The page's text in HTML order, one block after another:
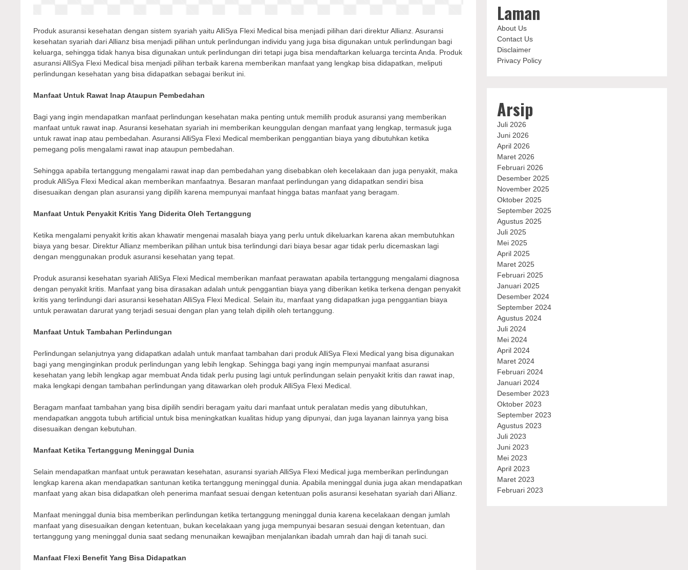
Produk asuransi kesehatan dengan sistem syariah yaitu AlliSya Flexi Medical bisa menjadi pilihan dari direktur Allianz. Asuransi
kesehatan syariah dari Allianz bisa menjadi pilihan untuk perlindungan individu yang juga bisa digunakan untuk perlindungan bagi
keluarga, sehingga tidak hanya bisa digunakan untuk perlindungan diri tetapi juga bisa mendaftarkan keluarga tercinta Anda. Produk
asuransi AlliSya Flexi Medical bisa menjadi pilihan terbaik karena memberikan manfaat yang lengkap bisa didapatkan, meliputi
perlindungan kesehatan yang bisa didapatkan sebagai berikut ini.
Manfaat Untuk Rawat Inap Ataupun Pembedahan
Bagi yang ingin mendapatkan manfaat perlindungan kesehatan maka penting untuk memilih produk asuransi yang memberikan
manfaat untuk rawat inap. Asuransi kesehatan syariah ini memberikan keunggulan dengan manfaat yang lengkap, termasuk juga
untuk rawat inap atau pembedahan. Asuransi AlliSya Flexi Medical memberikan penggantian biaya yang dibutuhkan ketika
pemegang polis mengalami rawat inap ataupun pembedahan.
Sehingga apabila tertanggung mengalami rawat inap dan pembedahan yang disebabkan oleh kecelakaan dan juga penyakit, maka
produk AlliSya Flexi Medical akan memberikan manfaatnya. Besaran manfaat perlindungan yang didapatkan sendiri bisa
disesuaikan dengan plan asuransi yang dipilih karena mempunyai manfaat hingga batas manfaat yang beragam.
Manfaat Untuk Penyakit Kritis Yang Diderita Oleh Tertanggung
Ketika mengalami penyakit kritis akan khawatir mengenai masalah biaya yang perlu untuk dikeluarkan karena akan membutuhkan
biaya yang besar. Direktur Allianz memberikan pilihan untuk bisa terlindungi dari biaya besar agar tidak perlu dicemaskan lagi
dengan menggunakan produk asuransi kesehatan yang tepat.
Produk asuransi kesehatan syariah AlliSya Flexi Medical memberikan manfaat perawatan apabila tertanggung mengalami diagnosa
dengan penyakit kritis. Manfaat yang bisa dirasakan adalah untuk penggantian biaya yang diberikan ketika terkena dengan penyakit
kritis yang terlindungi dari asuransi kesehatan AlliSya Flexi Medical. Selain itu, manfaat yang didapatkan juga penggantian biaya
untuk perawatan darurat yang terjadi sesuai dengan plan yang telah dipilih oleh tertanggung.
Manfaat Untuk Tambahan Perlindungan
Perlindungan selanjutnya yang didapatkan adalah untuk manfaat tambahan dari produk AlliSya Flexi Medical yang bisa digunakan
bagi yang menginginkan produk perlindungan yang lebih lengkap. Sehingga bagi yang ingin mempunyai manfaat asuransi
kesehatan yang lebih lengkap agar membuat Anda tidak perlu pusing lagi untuk perlindungan selain penyakit kritis dan rawat inap,
maka lengkapi dengan tambahan perlindungan yang ditawarkan oleh produk AlliSya Flexi Medical.
Beragam manfaat tambahan yang bisa dipilih sendiri beragam yaitu dari manfaat untuk peralatan medis yang dibutuhkan,
mendapatkan anggota tubuh artificial untuk bisa meningkatkan kualitas hidup yang dipunyai, dan juga layanan lainnya yang bisa
disesuaikan dengan kebutuhan.
Manfaat Ketika Tertanggung Meninggal Dunia
Selain mendapatkan manfaat untuk perawatan kesehatan, asuransi syariah AlliSya Flexi Medical juga memberikan perlindungan
lengkap karena akan mendapatkan santunan ketika tertanggung meninggal dunia. Apabila meninggal dunia juga akan mendapatkan
manfaat yang akan bisa didapatkan oleh penerima manfaat sesuai dengan ketentuan polis asuransi kesehatan syariah dari Allianz.
Manfaat meninggal dunia bisa memberikan perlindungan ketika tertanggung meninggal dunia karena kecelakaan dengan jumlah
manfaat yang disesuaikan dengan ketentuan, bukan kecelakaan yang juga mempunyai besaran sesuai dengan ketentuan, dan
tertanggung yang meninggal dunia saat sedang menunaikan kewajiban menjalankan ibadah umrah dan haji di tanah suci.
Manfaat Flexi Benefit Yang Bisa Didapatkan
Laman
About Us
Contact Us
Disclaimer
Privacy Policy
Arsip
Juli 2026
Juni 2026
April 2026
Maret 2026
Februari 2026
Desember 2025
November 2025
Oktober 2025
September 2025
Agustus 2025
Juli 2025
Mei 2025
April 2025
Maret 2025
Februari 2025
Januari 2025
Desember 2024
September 2024
Agustus 2024
Juli 2024
Mei 2024
April 2024
Maret 2024
Februari 2024
Januari 2024
Desember 2023
Oktober 2023
September 2023
Agustus 2023
Juli 2023
Juni 2023
Mei 2023
April 2023
Maret 2023
Februari 2023